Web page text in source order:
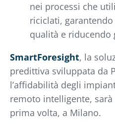
nei processi che
riciclati,
qualità e riducendo
SmartForesight, la
predittiva sviluppata da
l’affidabilità degli
remoto intelligente,
prima volta, a Milano.